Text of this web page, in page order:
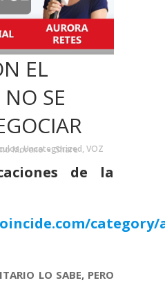
EL
SE
,Uncategorized,
Moreno Share
de la
LO SABE, PERO